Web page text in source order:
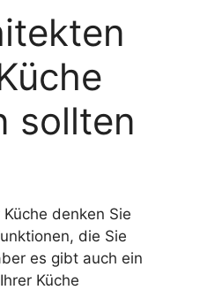
sollten
denken Sie
die Sie
es gibt auch ein
Küche